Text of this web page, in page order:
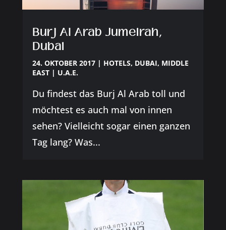
Burj Al Arab Jumeirah,
Dubai
24. OKTOBER 2017| HOTELS, DUBAI, MIDDLE
EAST | U.A.E.
Du findest das Burj Al Arab toll und
möchtest es auch mal von innen
sehen? Vielleicht sogar einen ganzen
Tag lang? Was...